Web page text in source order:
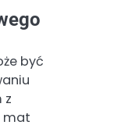
być
z
mat